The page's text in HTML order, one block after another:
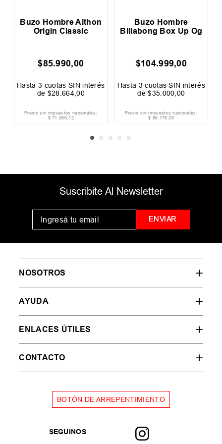
Buzo Hombre Althon
Origin Classic
$85.990,00
Hasta 3 cuotas SIN interés
de $28 664,00
Precio sin impuestos nacionales:
$ 71.066,12
Buzo Hombre
Billabong Box Up Og
$104.999,00
Hasta 3cuotas SIN interés
de$35 000 00
Precio sin impuestos nacionales:
$ 86.776,03
Suscribite Al Newsletter
ENVIAR
NOSOTROS
AYUDA
ENLACES ÚTILES
CONTACTO
BOTÓN DE ARREPENTIMIENTO
SEGUINOS